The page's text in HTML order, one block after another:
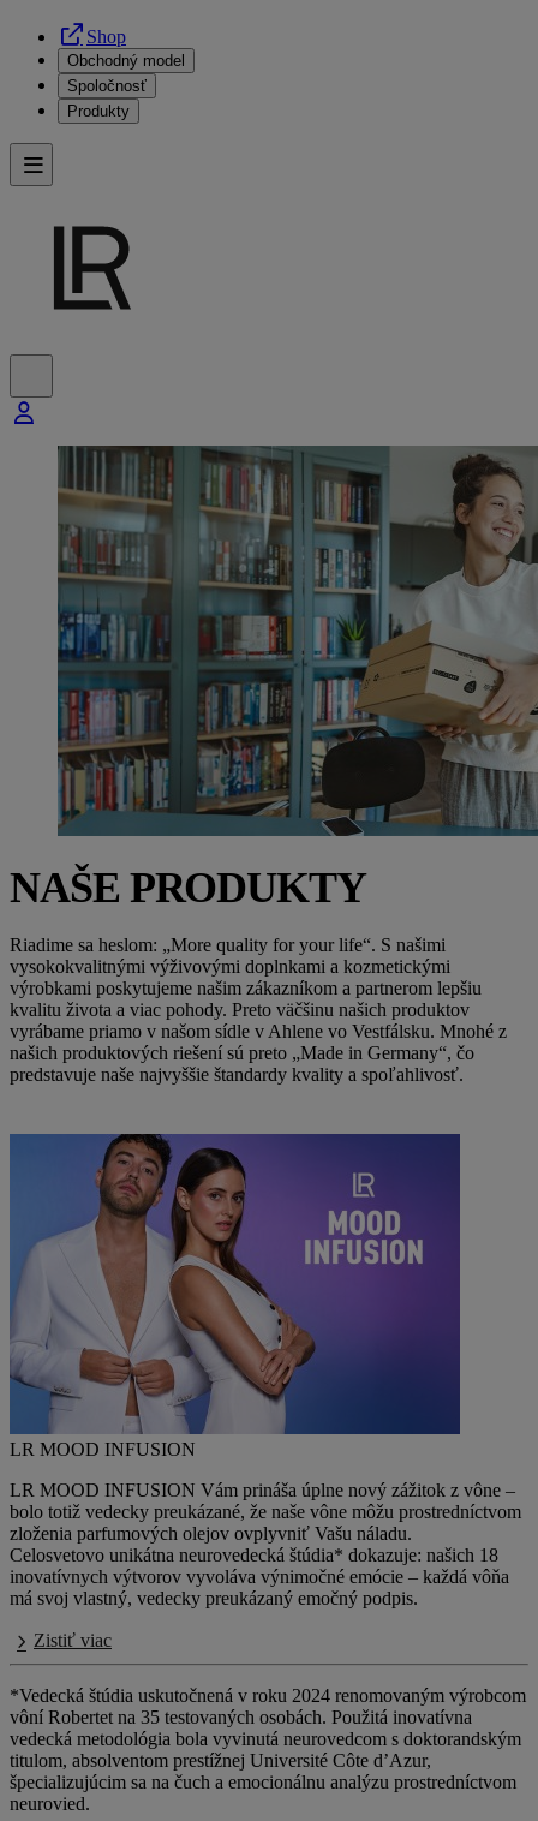
Shop
Obchodný model
Spoločnosť
Produkty
NAŠE PRODUKTY
Riadime sa heslom: „More quality for your life“. S našimi
vysokokvalitnými výživovými doplnkami a kozmetickými
výrobkami poskytujeme našim zákazníkom a partnerom lepšiu
kvalitu života a viac pohody. Preto väčšinu našich produktov
vyrábame priamo v našom sídle v Ahlene vo Vestfálsku. Mnohé z
našich produktových riešení sú preto „Made in Germany“, čo
predstavuje naše najvyššie štandardy kvality a spoľahlivosť.
LR MOOD INFUSION
LR MOOD INFUSION Vám prináša úplne nový zážitok z vône –
bolo totiž vedecky preukázané, že naše vône môžu prostredníctvom
zloženia parfumových olejov ovplyvniť Vašu náladu.
Celosvetovo unikátna neurovedecká štúdia* dokazuje: našich 18
inovatívnych výtvorov vyvoláva výnimočné emócie – každá vôňa
má svoj vlastný, vedecky preukázaný emočný podpis.
Zistiť viac
*Vedecká štúdia uskutočnená v roku 2024 renomovaným výrobcom
vôní Robertet na 35 testovaných osobách. Použitá inovatívna
vedecká metodológia bola vyvinutá neurovedcom s doktorandským
titulom, absolventom prestížnej Université Côte d’Azur,
špecializujúcim sa na čuch a emocionálnu analýzu prostredníctvom
neurovied.